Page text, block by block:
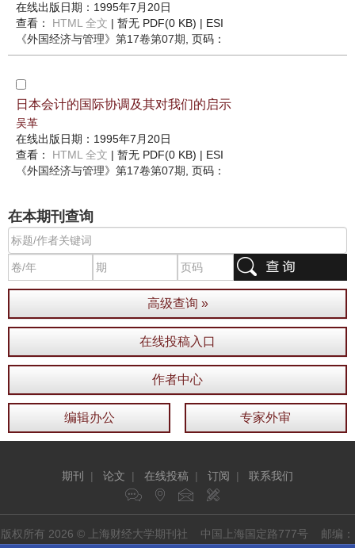
在线出版日期：1995年7月20日
查看： HTML 全文 | 暂无 PDF(0 KB) | ESI
《外国经济与管理》 第17卷第07期 , 页码：
日本会计的国际协调及其对我们的启示
吴革
在线出版日期：1995年7月20日
查看： HTML 全文 | 暂无 PDF(0 KB) | ESI
《外国经济与管理》 第17卷第07期 , 页码：
在本期刊查询
高级查询 »
在线投稿入口
作者中心
编辑办公 专家外审
期刊 | 论文 | 在线投稿 | 订阅 | 联系我们
版权所有 2026 © 上海财经大学期刊社 中国上海国定路777号 邮编：